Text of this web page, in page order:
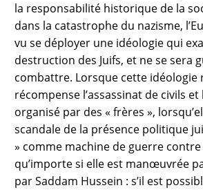
la responsabilité historique de la
dans la catastrophe du nazisme,
vu se déployer une idéologie qui
destruction des Juifs, et ne se sera
combattre. Lorsque cette idéologie
récompense l’assassinat de civils
organisé par des « frères »,
scandale de la présence politique
» comme machine de guerre contre
qu’importe si elle est manœuvrée
par Saddam Hussein : s’il est